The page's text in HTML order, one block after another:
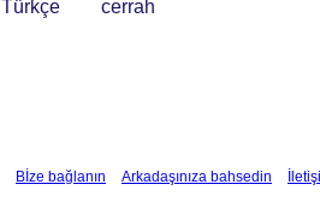
Türkçe
cerrah
Bİze bağlanın Arkadaşınıza bahsedin